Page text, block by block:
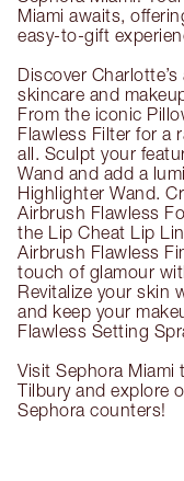
Miami awaits,
easy-to-gift
Discover
skincare and
From the iconic
Flawless Filter for a
all. Sculpt your
Wand and add a
Highlighter Wand.
Airbrush Flawless
the Lip Cheat Lip
Airbrush Flawless
touch of glamour
Revitalize your skin
and keep your
Flawless Setting
Visit Sephora
Tilbury and explore
Sephora counters!